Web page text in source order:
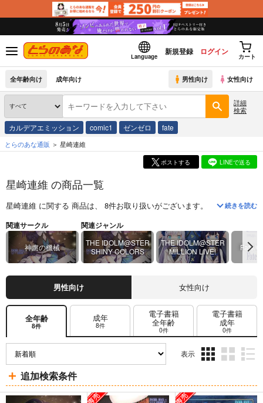
Language
新規登録 ログイン
カート
全年齢向け 成年向け 男性向け 女性向け
詳細
検索
カルデアエミッション comic1 ゼンゼロ fate
とらのあな通販 星崎連維
ポストする LINEで送る
星崎連維 の商品一覧
星崎連維 に関する 商品は、 8件お取り扱いがございます。 「土曜日、午
続きを読む
関連サークル
神慮の機械
関連ジャンル
THE IDOLM@STER
SHINY COLORS
THE IDOLM@STER
MILLION LIVE!
Fate/
男性向け 女性向け
全年齢
8件
成年
8件
電子書籍
全年齢
0件
電子書籍
成年
0件
表示
ム
表
ム
表
ム
表
追加検索条件